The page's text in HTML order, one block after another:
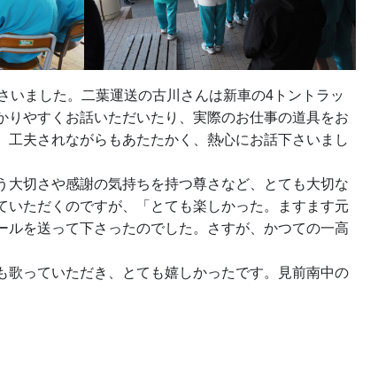
ました。二葉運送の古川さんは新車の4トントラッ
やすくお話いただいたり、実際のお仕事の道具をお
夫されながらもあたたかく、熱心にお話下さいまし
切さや感謝の気持ちを持つ尊さなど、とても大切な
ただくのですが、「とても楽しかった。ますます元
を送って下さったのでした。さすが、かつての一高
っていただき、とても嬉しかったです。見前南中の